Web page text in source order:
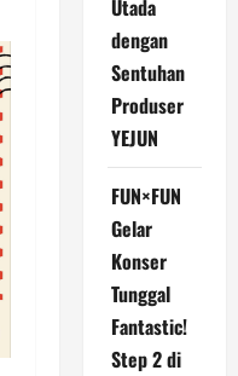
Utada
dengan
Sentuhan
Produser
YEJUN
FUN×FUN
Gelar
Konser
Tunggal
Fantastic!
Step 2 di